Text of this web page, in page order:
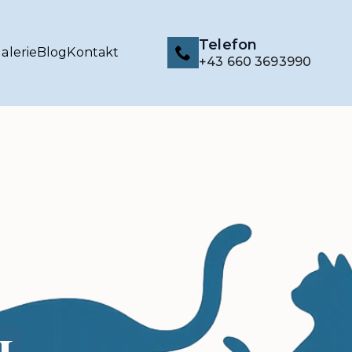
BlogKontakt Telefon
+43 660 3693990